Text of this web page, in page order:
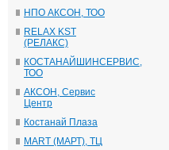
НПО АКСОН, ТОО
RELAX KST
(РЕЛАКС)
КОСТАНАЙШИНСЕРВИС,
ТОО
АКСОН, Сервис
Центр
Костанай Плаза
MART (МАРТ), ТЦ